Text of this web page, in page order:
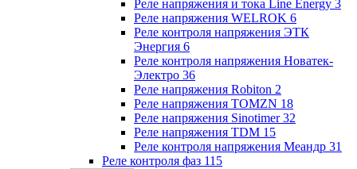
Реле напряжения и тока Line Energy 3
Реле напряжения WELROK 6
Реле контроля напряжения ЭТК
Энергия 6
Реле контроля напряжения Новатек-
Электро 36
Реле напряжения Robiton 2
Реле напряжения TOMZN 18
Реле напряжения Sinotimer 32
Реле напряжения TDM 15
Реле контроля напряжения Меандр 31
Реле контроля фаз 115